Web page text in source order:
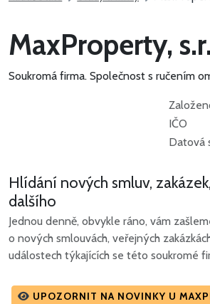
MaxProperty,
Soukromá firma. Společnost s ručením
IČO
Datová
Hlídání nových smluv,
dalšího
Jednou denně, obvykle ráno, vám
o nových smlouvách, veřejných
událostech týkajících se této soukromé
UPOZORNIT NA NOVINKY U